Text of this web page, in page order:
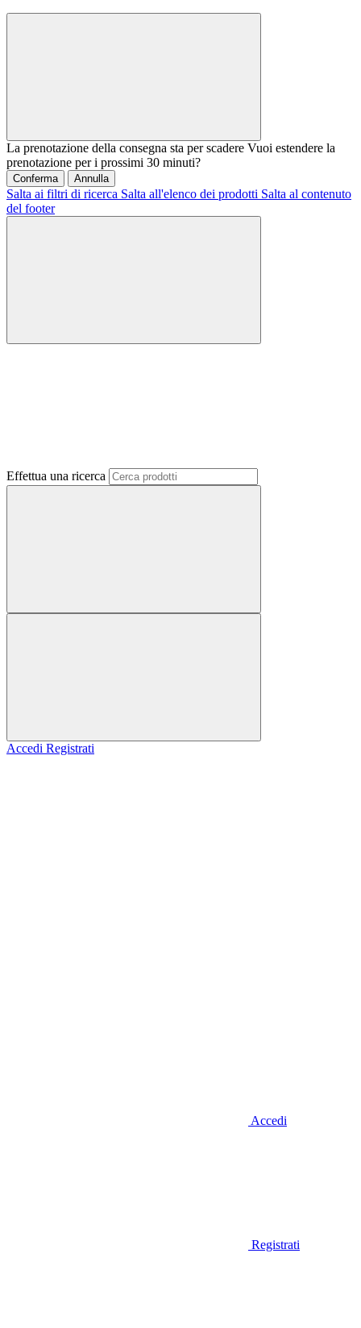
La prenotazione della consegna sta per scadere Vuoi estendere la
prenotazione per i prossimi 30 minuti?
Conferma Annulla
Salta ai filtri di ricerca Salta all'elenco dei prodotti Salta al contenuto
del footer
Effettua una ricerca
Accedi Registrati
Accedi
Registrati